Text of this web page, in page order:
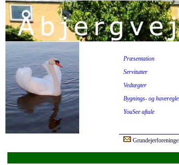
Præsentation
Servitutter
Vedtægter
Bygnings- og
YouSee aftale